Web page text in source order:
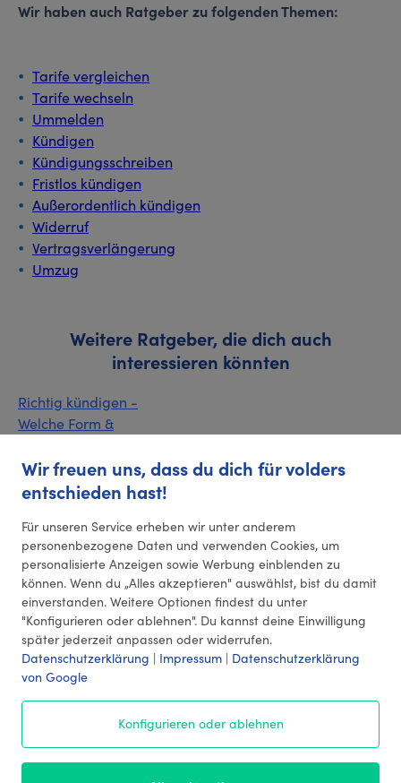
Wir haben auch Ratgeber zu folgenden Themen:
Tarife vergleichen
Tarife wechseln
Ummelden
Kündigen
Kündigungsschreiben
Fristlos kündigen
Außerordentlich kündigen
Widerruf
Vertragsverlängerung
Umzug
Weitere Ratgeber, die dich auch
interessieren könnten
Richtig kündigen -
Welche Form &
der Kündigung?
Eine
fondsgebundene
Rentenversicherung
kündigen
Die formlose
Kündigung
© 2026 volders GmbH
Wir freuen uns, dass du dich für volders
entschieden hast!
Für unseren Service erheben wir unter anderem
personenbezogene Daten und verwenden Cookies, um
personalisierte Anzeigen sowie Werbung einblenden zu
können. Wenn du „Alles akzeptieren" auswählst, bist du damit
einverstanden. Weitere Optionen findest du unter
"Konfigurieren oder ablehnen". Du kannst deine Einwilligung
später jederzeit anpassen oder widerrufen.
Datenschutzerklärung | Impressum | Datenschutzerklärung
von Google
Konfigurieren oder ablehnen